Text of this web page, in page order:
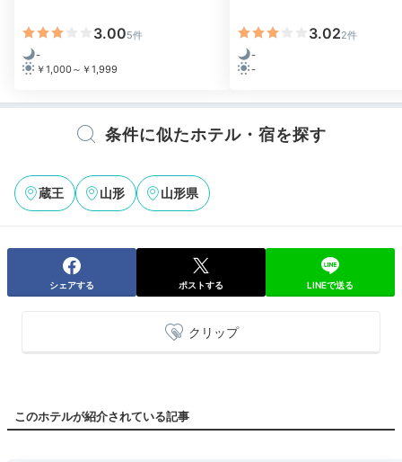
3.005件
-
￥1,000～￥1,999
3.022件
-
-
条件に似たホテル・宿を探す
蔵王 山形 山形県
シェアする ポストする LINEで送る
クリップ
このホテルが紹介されている記事